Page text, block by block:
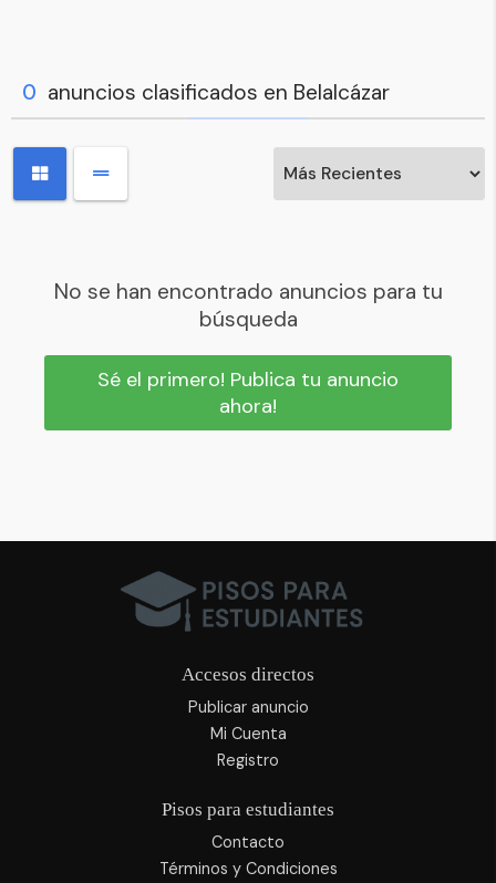
0 anuncios clasificados en Belalcázar
No se han encontrado anuncios para tu
búsqueda
Sé el primero! Publica tu anuncio
ahora!
Accesos directos
Publicar anuncio
Mi Cuenta
Registro
Pisos para estudiantes
Contacto
Términos y Condiciones